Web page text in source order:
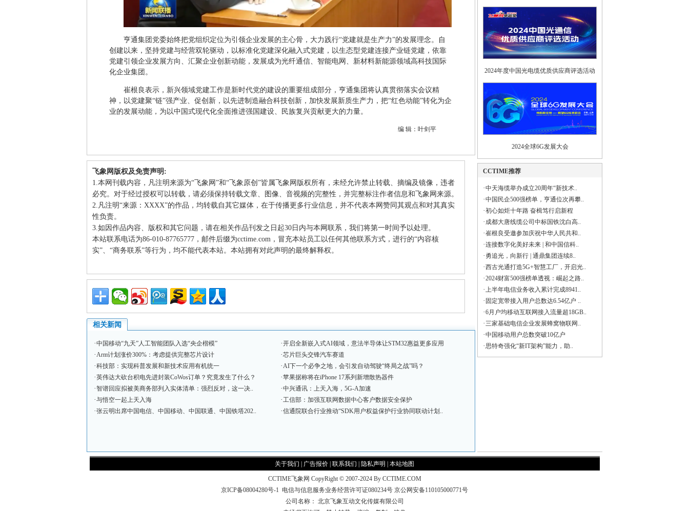
亨通集团党委始终把党组织定位为引领企业发展的主心骨，大力践行“党建就是生产力”的发展理念。自
创建以来，坚持党建与经营双轮驱动，以标准化党建深化融入式党建，以生态型党建连接产业链党建，依靠
党建引领企业发展方向、汇聚企业创新动能，发展成为光纤通信、智能电网、新材料新能源领域高科技国际
化企业集团。
崔根良表示，新兴领域党建工作是新时代党的建设的重要组成部分，亨通集团将认真贯彻落实会议精
神，以党建聚“链”强产业、促创新，以先进制造融合科技创新，加快发展新质生产力，把“红色动能”转化为企
业的发展动能，为以中国式现代化全面推进强国建设、民族复兴贡献更大的力量。
编 辑：叶剑平
飞象网版权及免责声明:
1.本网刊载内容，凡注明来源为“飞象网”和“飞象原创”皆属飞象网版权所有，未经允许禁止转载、摘编及镜像，违者
必究。对于经过授权可以转载，请必须保持转载文章、图像、音视频的完整性，并完整标注作者信息和飞象网来源。
2.凡注明“来源：XXXX”的作品，均转载自其它媒体，在于传播更多行业信息，并不代表本网赞同其观点和对其真实
性负责。
3.如因作品内容、版权和其它问题，请在相关作品刊发之日起30日内与本网联系，我们将第一时间予以处理。
本站联系电话为86-010-87765777，邮件后缀为cctime.com，冒充本站员工以任何其他联系方式，进行的“内容核
实”、“商务联系”等行为，均不能代表本站。本站拥有对此声明的最终解释权。
相关新闻
·中国移动“九天”人工智能团队入选“央企楷模” ·开启全新嵌入式AI领域，意法半导体让STM32惠益更多应用
·Arm计划涨价300%：考虑提供完整芯片设计 ·芯片巨头交锋汽车赛道
·科技部：实现科普发展和新技术应用有机统一 ·AI下一个必争之地，会引发自动驾驶“终局之战”吗？
·英伟达大砍台积电先进封装CoWos订单？究竟发生了什么？ ·苹果据称将在iPhone 17系列新增散热器件
·智谱回应拟被美商务部列入实体清单：强烈反对，这一决.. ·中兴通讯：上天入海，5G-A加速
·与悟空一起上天入海 ·工信部：加强互联网数据中心客户数据安全保护
·张云明出席中国电信、中国移动、中国联通、中国铁塔202.. ·信通院联合行业推动“SDK用户权益保护行业协同联动计划..
2024年度中国光电缆优质供应商评选活动
2024全球6G发展大会
CCTIME推荐
·中天海缆举办成立20周年“新技术..
·中国民企500强榜单，亨通位次再攀..
·初心如炬十年路 奋楫笃行启新程
· 成都大唐线缆公司中标国铁沈白高..
·崔根良受邀参加庆祝中华人民共和..
·连接数字化美好未来 | 和中国信科..
· 勇追光，向新行 | 通鼎集团连续8..
·西古光通打造5G+智慧工厂，开启光..
·2024财富500强榜单透视：崛起之路..
·上半年电信业务收入累计完成8941..
· 固定宽带接入用户总数达6.54亿户 ..
·6月户均移动互联网接入流量超18GB..
·三家基础电信企业发展蜂窝物联网..
·中国移动用户总数突破10亿户
·思特奇强化“新IT架构”能力，助..
关于我们 广告报价 联系我们 隐私声明 本站地图
CCTIME飞象网 CopyRight © 2007-2024 By CCTIME.COM
京ICP备08004280号-1 电信与信息服务业务经营许可证080234号 京公网安备110105000771号
公司名称： 北京飞象互动文化传媒有限公司